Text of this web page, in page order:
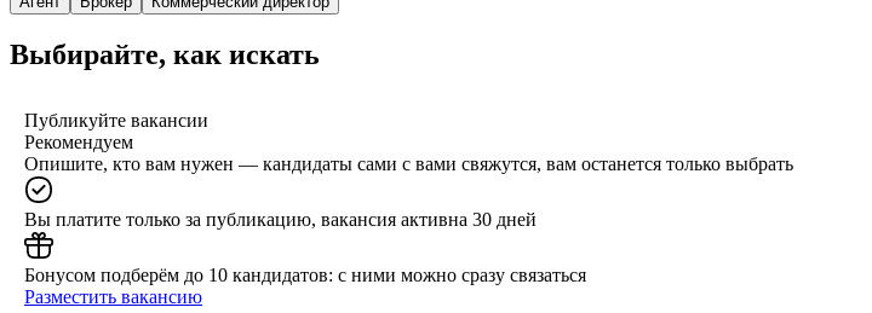
Выбирайте, как искать
Публикуйте вакансии
Рекомендуем
Опишите, кто вам нужен — кандидаты сами с вами свяжутся, вам останется только выбрать
Вы платите только за публикацию, вакансия активна 30 дней
Бонусом подберём до 10 кандидатов: с ними можно сразу связаться
Разместить вакансию